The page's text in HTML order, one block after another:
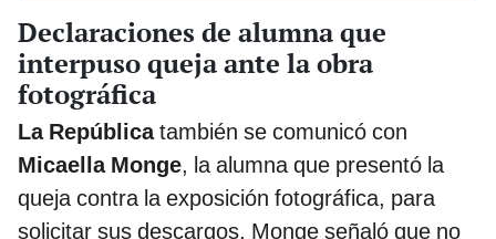
Declaraciones de alumna que
interpuso queja ante la obra
fotográfica
La Repúblicatambién se comunicó con
Micaella Monge, la alumna que presentó la
queja contra la exposición fotográfica, para
solicitar sus descargos. Monge señaló que no